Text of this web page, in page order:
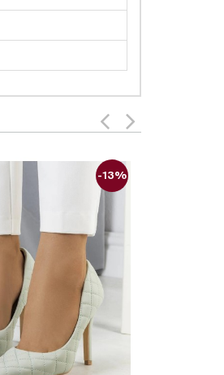
-13%